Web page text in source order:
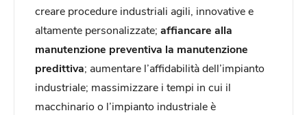
creare procedure industriali agili, innovative e
altamente personalizzate; affiancare alla
manutenzione preventiva la manutenzione
predittiva; aumentare l’affidabilità dell’impianto
industriale; massimizzare i tempi in cui il
macchinario o l’impianto industriale è